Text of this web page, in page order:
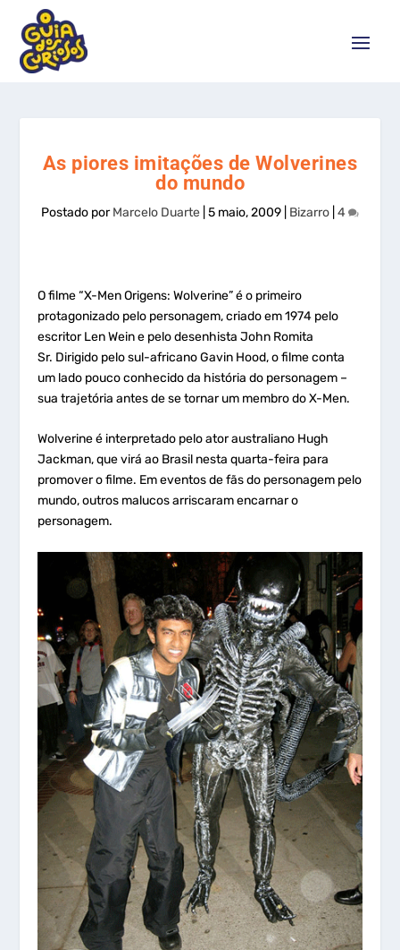
As piores imitações de Wolverines
do mundo
Postado porMarcelo Duarte 5 maio, 2009 Bizarro 4
O filme “X-Men Origens: Wolverine” é o primeiro
protagonizado pelo personagem, criado em 1974 pelo
escritor Len Wein e pelo desenhista John Romita
Sr. Dirigido pelo sul-africano Gavin Hood, o filme conta
um lado pouco conhecido da história do personagem –
sua trajetória antes de se tornar um membro do X-Men.
Wolverine é interpretado pelo ator australiano Hugh
Jackman, que virá ao Brasil nesta quarta-feira para
promover o filme. Em eventos de fãs do personagem pelo
mundo, outros malucos arriscaram encarnar o
personagem.